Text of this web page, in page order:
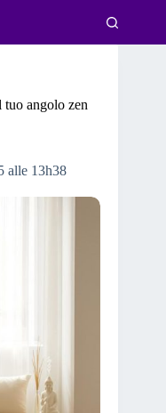
tuo angolo zen
alle 13h38